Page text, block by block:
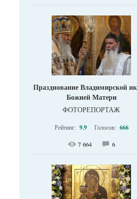
Празднование Владимирской
Божией Матери
ФОТОРЕПОРТАЖ
Рейтинг: 9.9 Голосов: 666
7 664 6